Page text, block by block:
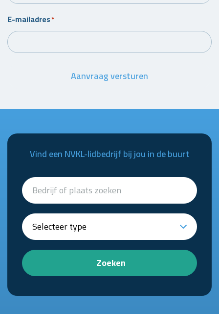
E-mailadres*
Aanvraag versturen
Vind een NVKL-lidbedrijf bij jou in de buurt
Zoeken